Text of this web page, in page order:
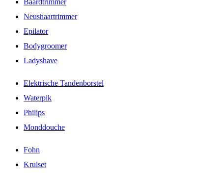
Baardtrimmer
Neushaartrimmer
Epilator
Bodygroomer
Ladyshave
Elektrische Tandenborstel
Waterpik
Philips
Monddouche
Fohn
Krulset